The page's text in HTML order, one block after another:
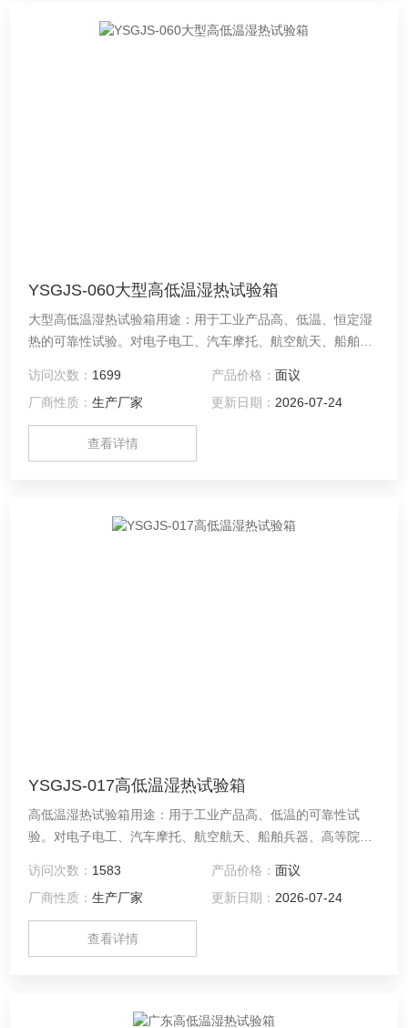
YSGJS-060大型高低温湿热试验箱
大型高低温湿热试验箱用途：用于工业产品高、低温、恒定湿
热的可靠性试验。对电子电工、汽车摩托、航空航天、船舶兵
温循环、恒定湿热变化的情况下，检验其各项性能指标
访问次数： 1699 产品价格： 面议
厂商性质：生产厂家 更新日期： 2026-07-24
查看详情
YSGJS-017高低温湿热试验箱
高低温湿热试验箱用途：用于工业产品高、低温的可靠性试
验。对电子电工、汽车摩托、航空航天、船舶兵器、高等院
的情况下，检验其各项性能指标
访问次数： 1583 产品价格： 面议
厂商性质：生产厂家 更新日期： 2026-07-24
查看详情